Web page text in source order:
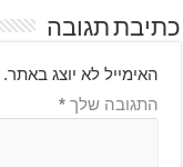
כתיבת תגובה
האימייל לא יוצג באתר.
התגובה שלך*